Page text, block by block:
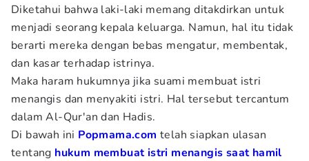
Diketahui bahwa laki-laki memang ditakdirkan untuk
menjadi seorang kepala keluarga. Namun, hal itu tidak
berarti mereka dengan bebas mengatur, membentak,
dan kasar terhadap istrinya.
Maka haram hukumnya jika suami membuat istri
menangis dan menyakiti istri. Hal tersebut tercantum
dalam Al-Qur'an dan Hadis.
Di bawah ini Popmama.com telah siapkan ulasan
tentang hukum membuat istri menangis saat hamil